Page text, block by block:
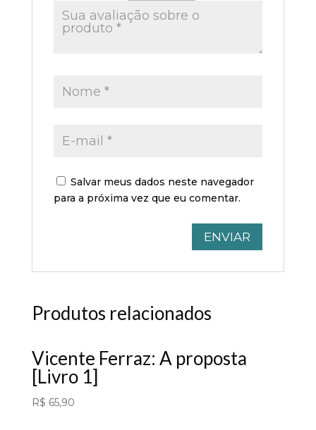
Salvar meus dados neste navegador
para a próxima vez que eu comentar.
Produtos relacionados
Vicente Ferraz: A proposta
[Livro 1]
R$ 65,90